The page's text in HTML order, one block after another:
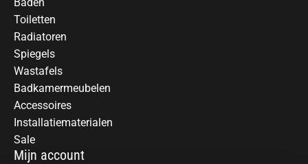
Toiletten
Radiatoren
Spiegels
Wastafels
Badkamermeubelen
Accessoires
Installatiematerialen
Sale
Mijn account